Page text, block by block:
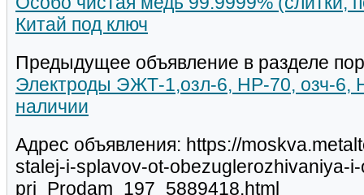
Китай под ключ
Предыдущее объявление в разделе
Электроды ЭЖТ-1,озл-6, НР-70, озч-
наличии
Адрес объявления: https://
stalej-i-splavov-ot-obezuglerozhivaniya-
pri_Prodam_197_5889418.html